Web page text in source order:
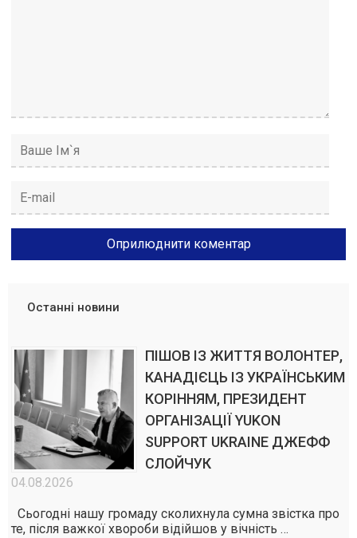
Останні новини
ПІШОВ ІЗ ЖИТТЯ ВОЛОНТЕР,
КАНАДІЄЦЬ ІЗ УКРАЇНСЬКИМ
КОРІННЯМ, ПРЕЗИДЕНТ
ОРГАНІЗАЦІЇ YUKON
SUPPORT UKRAINE ДЖЕФФ
СЛОЙЧУК
04.08.2026
Сьогодні нашу громаду сколихнула сумна звістка про
те, після важкої хвороби відійшов у вічність …